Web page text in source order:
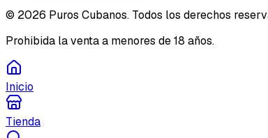
© 2026 Puros Cubanos. Todos los derechos
Prohibida la venta a menores de 18 años.
Inicio
Tienda